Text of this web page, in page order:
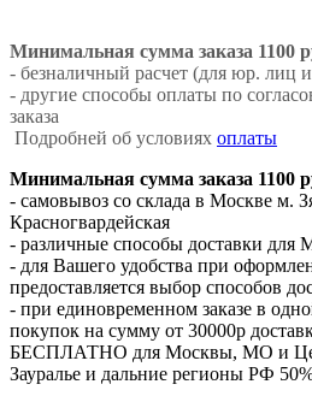
Минимальная сумма заказа 1100
- безналичный расчет (для юр. лиц
- другие способы оплаты по
заказа
Подробней об условиях оплаты
Минимальная сумма заказа 1100
- самовывоз со склада в Москве м.
Красногвардейская
- различные способы доставки
- для Вашего удобства при
предоставляется выбор способов
- при единовременном заказе в
покупок на сумму от 30000р
БЕСПЛАТНО для Москвы, МО и
Зауралье и дальние регионы РФ